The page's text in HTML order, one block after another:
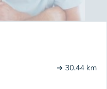
➔ 30.44 km